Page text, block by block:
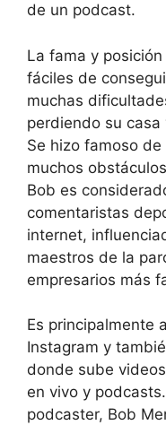
de un podcast.
La fama y
fáciles de
muchas
perdiendo su
Se hizo famoso
muchos
Bob es
comentaristas
internet,
maestros de la
empresarios más
Es principalmente
Instagram y
donde sube
en vivo y
podcaster, Bob